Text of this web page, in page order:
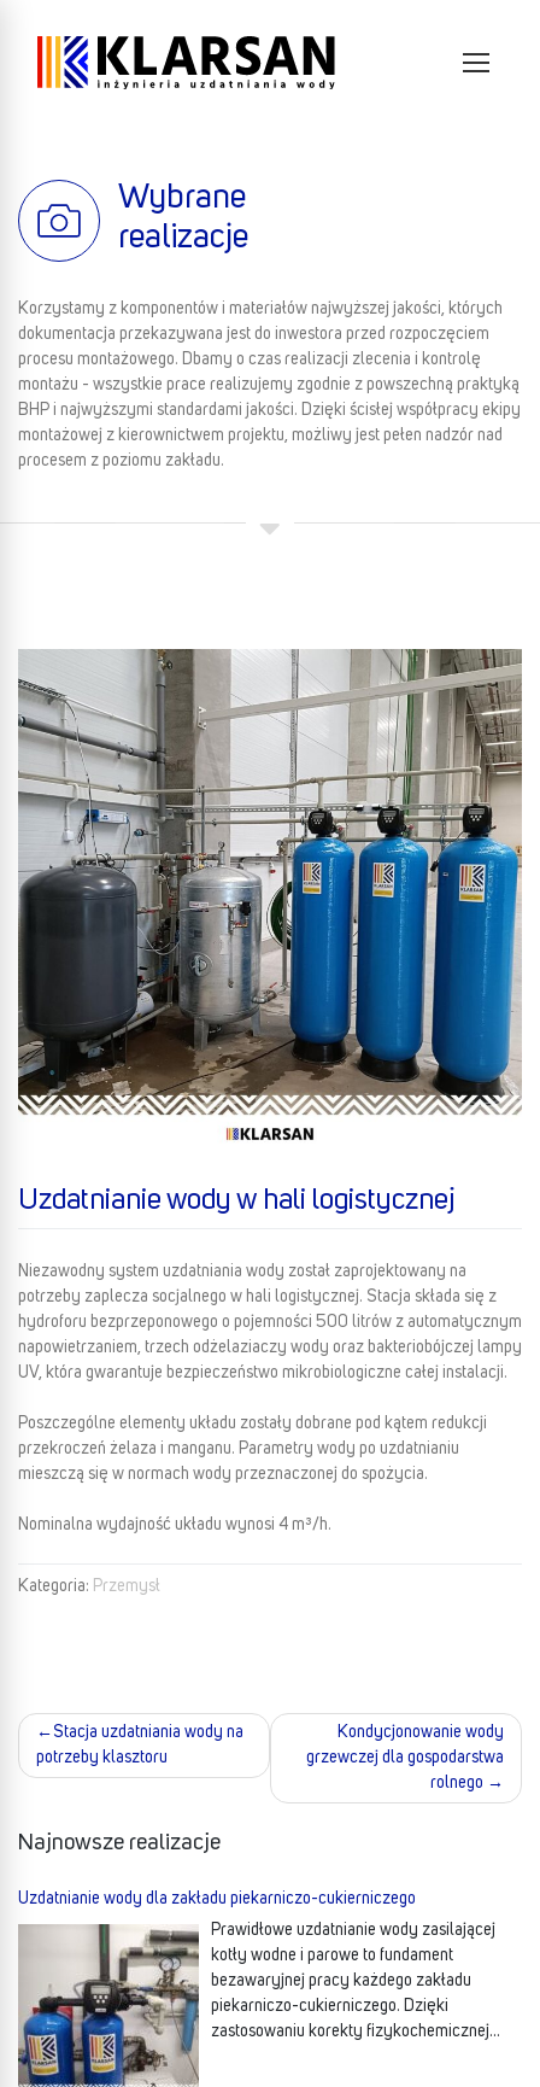
Wybrane
realizacje
Korzystamy z komponentów i materiałów najwyższej jakości, których
dokumentacja przekazywana jest do inwestora przed rozpoczęciem
procesu montażowego. Dbamy o czas realizacji zlecenia i kontrolę
montażu - wszystkie prace realizujemy zgodnie z powszechną praktyką
BHP i najwyższymi standardami jakości. Dzięki ścisłej współpracy ekipy
montażowej z kierownictwem projektu, możliwy jest pełen nadzór nad
procesem z poziomu zakładu.
Uzdatnianie wody w hali logistycznej
Niezawodny system uzdatniania wody został zaprojektowany na
potrzeby zaplecza socjalnego w hali logistycznej. Stacja składa się z
hydroforu bezprzeponowego o pojemności 500 litrów z automatycznym
napowietrzaniem, trzech odżelaziaczy wody oraz bakteriobójczej lampy
UV, która gwarantuje bezpieczeństwo mikrobiologiczne całej instalacji.
Poszczególne elementy układu zostały dobrane pod kątem redukcji
przekroczeń żelaza i manganu. Parametry wody po uzdatnianiu
mieszczą się w normach wody przeznaczonej do spożycia.
Nominalna wydajność układu wynosi 4 m³/h.
Kategoria: Przemysł
Nawigacja
Stacja uzdatniania wody na
potrzeby klasztoru
Kondycjonowanie wody
grzewczej dla gospodarstwa
rolnego
Najnowsze realizacje
Uzdatnianie wody dla zakładu piekarniczo-cukierniczego
Prawidłowe uzdatnianie wody zasilającej
kotły wodne i parowe to fundament
bezawaryjnej pracy każdego zakładu
piekarniczo-cukierniczego. Dzięki
zastosowaniu korekty fizykochemicznej